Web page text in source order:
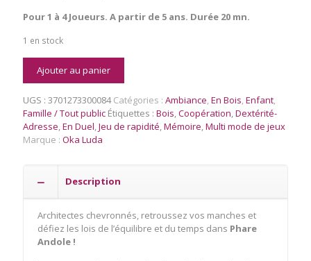
Pour 1 à 4 Joueurs. A partir de 5 ans. Durée 20 mn.
1 en stock
Andole
Ajouter au panier
UGS : 3701273300084 Catégories : Ambiance En Bois Enfant
Famille / Tout public Étiquettes : Bois Coopération Dextérité-
Adresse En Duel Jeu de rapidité Mémoire Multi mode de jeux
Marque : Oka Luda
Description
Architectes chevronnés, retroussez vos manches et
défiez les lois de l’équilibre et du temps dans Phare
Andole !